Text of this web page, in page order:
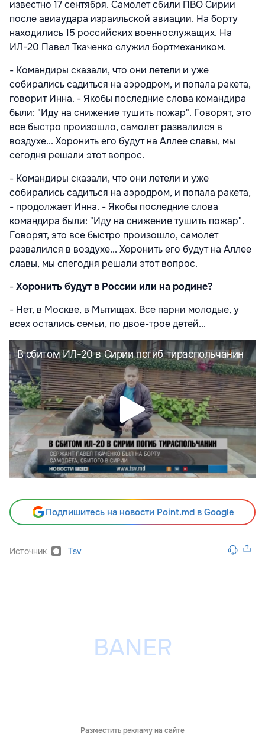
известно 17 сентября. Самолет сбили ПВО Сирии
после авиаудара израильской авиации. На борту
находились 15 российских военнослужащих. На
ИЛ-20 Павел Ткаченко служил бортмехаником.
- Командиры сказали, что они летели и уже
собирались садиться на аэродром, и попала ракета,
говорит Инна. - Якобы последние слова командира
были: "Иду на снижение тушить пожар". Говорят, это
все быстро произошло, самолет развалился в
воздухе... Хоронить его будут на Аллее славы, мы
сегодня решали этот вопрос.
- Командиры сказали, что они летели и уже
собирались садиться на аэродром, и попала ракета,
- продолжает Инна. - Якобы последние слова
командира были: "Иду на снижение тушить пожар".
Говорят, это все быстро произошло, самолет
развалился в воздухе... Хоронить его будут на Аллее
славы, мы спегодня решали этот вопрос.
-Хоронить будут в России или на родине?
- Нет, в Москве, в Мытищах. Все парни молодые, у
всех остались семьи, по двое-трое детей...
Подпишитесь на новости Point.md в Google
Источник Tsv
Разместить рекламу на сайте